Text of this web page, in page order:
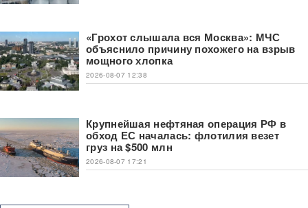
«Грохот слышала вся Москва»: МЧС
объяснило причину похожего на взрыв
мощного хлопка
2026-08-07 12:38
Крупнейшая нефтяная операция РФ в
обход ЕС началась: флотилия везет
груз на $500 млн
2026-08-07 17:21